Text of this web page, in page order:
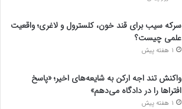
سرکه سیب برای قند خون، کلسترول و لاغری؛ واقعیت
علمی چیست؟
1 هفته پیش
واکنش تند اجه ارکن به شایعه‌های اخیر؛ «پاسخ
افتراها را در دادگاه می‌دهم»
1 هفته پیش